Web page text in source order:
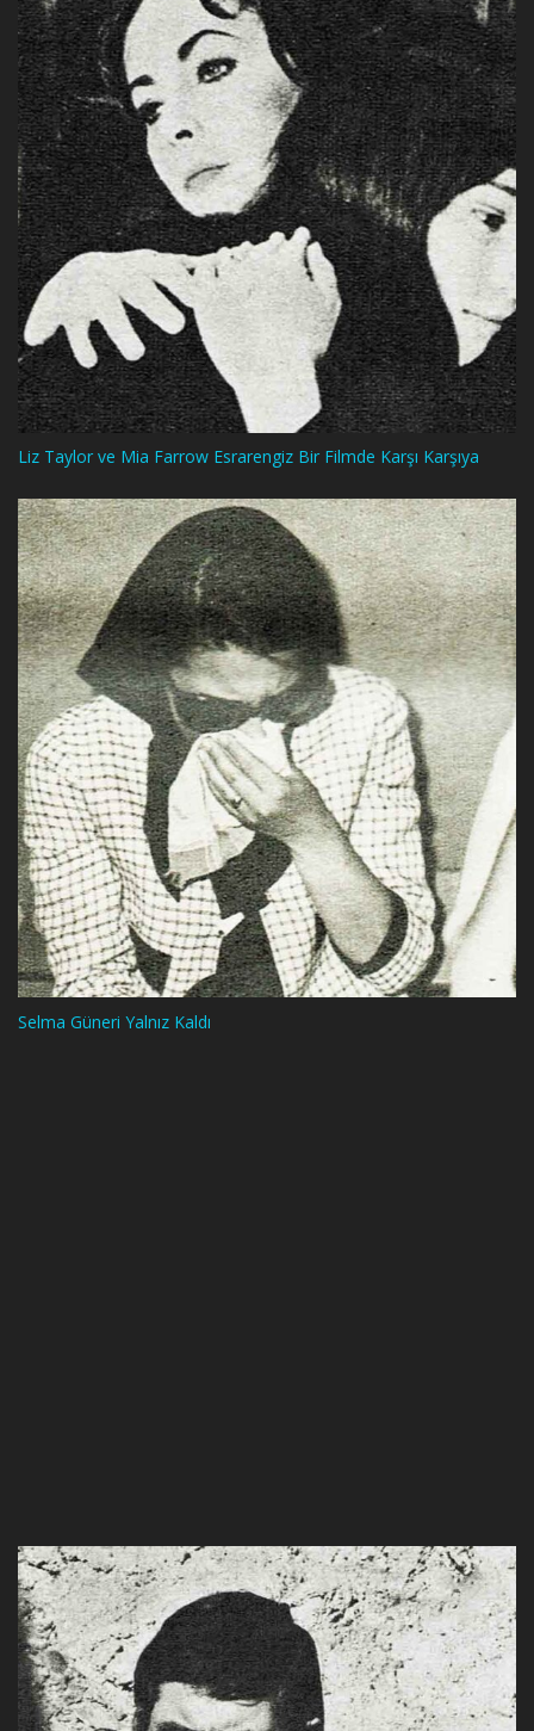
Liz Taylor ve Mia Farrow Esrarengiz Bir Filmde Karşı Karşıya
Selma Güneri Yalnız Kaldı